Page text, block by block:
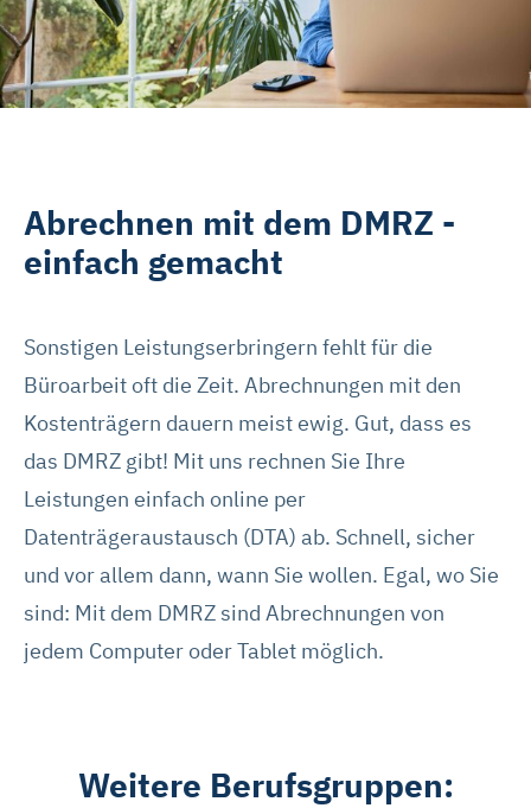
Telematikinfrastruktur (TI)
Abrechnen mit dem DMRZ -
einfach gemacht
Sonstigen Leistungserbringern fehlt für die
Büroarbeit oft die Zeit. Abrechnungen mit den
Kostenträgern dauern meist ewig. Gut, dass es
das DMRZ gibt! Mit uns rechnen Sie Ihre
Leistungen einfach online per
Datenträgeraustausch (DTA) ab. Schnell, sicher
und vor allem dann, wann Sie wollen. Egal, wo Sie
sind: Mit dem DMRZ sind Abrechnungen von
jedem Computer oder Tablet möglich.
Weitere Berufsgruppen: